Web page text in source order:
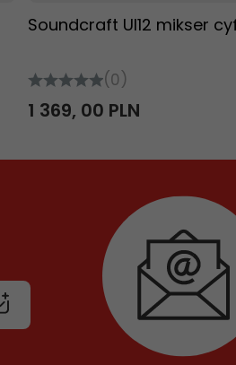
Soundcraft UI12 mikser
(0)
1 369, 00 PLN